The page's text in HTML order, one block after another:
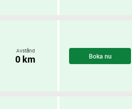
Avstånd
0 km Boka nu